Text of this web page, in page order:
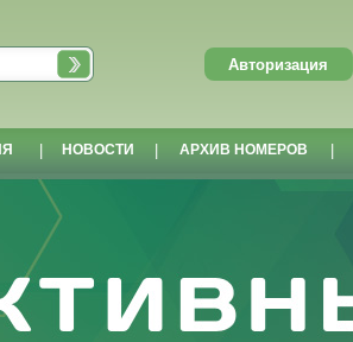
НОВОСТИ АРХИВ НОМЕРОВ